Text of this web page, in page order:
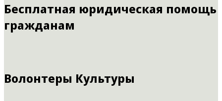
Бесплатная юридическая помощь
гражданам
Волонтеры Культуры